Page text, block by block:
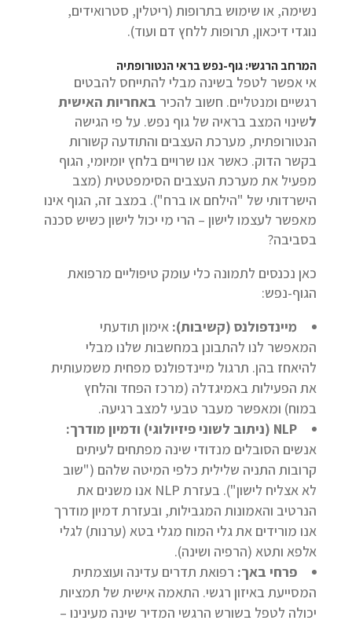
נשימה, או שימוש בתרופות (ריטלין, סטרואידים,
נוגדי דיכאון, תרופות ללחץ דם ועוד).
המרחב הרגשי: גוף-נפש בראי הנטורופתיה
אי אפשר לטפל בשינה מבלי להתייחס להבטים
רגשיים ומנטליים. חשוב להכיר באחריות האישית
לשינוי המצב בראיה של גוף נפש. על פי הגישה
הנטורופתית, מערכת העצבים והתודעה קשורות
בקשר הדוק. כאשר אנו שרויים בלחץ יומיומי, הגוף
מפעיל את מערכת העצבים הסימפטטית (מצב
הישרדותי של "הילחם או ברח"). במצב זה, הגוף אינו
מאפשר לעצמו לישון – הרי מי יכול לישון כשיש סכנה
בסביבה?
כאן נכנסים לתמונה כלי עומק טיפוליים מרפואת
הגוף-נפש:
מיינדפולנס (קשיבות): אימון תודעתי
המאפשר לנו להתבונן במחשבות שלנו מבלי
להיאחז בהן. תרגול מיינדפולנס מפחית משמעותית
את הפעילות באמיגדלה (מרכז הפחד והלחץ
במוח) ומאפשר מעבר טבעי למצב רגיעה.
NLP (ניתוב לשוני פיזיולוגי) ודמיון מודרך:
אנשים הסובלים מנדודי שינה מפתחים לעיתים
קרובות התניה שלילית כלפי המיטה שלהם ("שוב
לא אצליח לישון"). בעזרת NLP אנו משנים את
הנרטיב והאמונות המגבילות, ובעזרת דמיון מודרך
אנו מורידים את גלי המוח מגלי בטא (ערנות) לגלי
אלפא ותטא (הרפיה ושינה).
פרחי באך: רפואת תדרים עדינה ועוצמתית
המסייעת באיזון רגשי. התאמה אישית של תמציות
יכולה לטפל בשורש הרגשי המדיר שינה מעינינו –